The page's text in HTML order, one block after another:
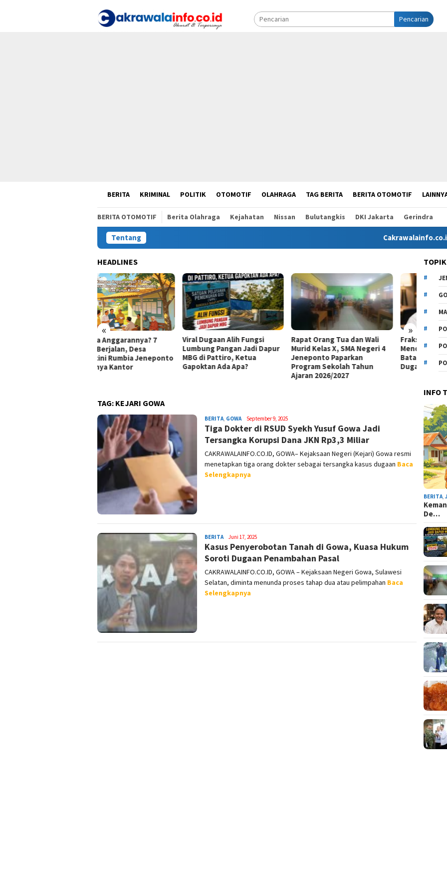
Pencarian
HOMEBERITA KRIMINAL POLITIK OTOMOTIF OLAHRAGA TAG BERITA BERITA OTOMOTIF
BERITA OTOMOTIF Berita Olahraga Kejahatan Nissan Bulutangkis DKI Jakarta Gerindra
Tentang Cakrawalainfo.co.id hadir
HEADLINES
« »
Viral Dugaan Alih Fungsi
Lumbung Pangan Jadi Dapur
MBG di Pattiro, Ketua
Gapoktan Ada Apa?
Rapat Orang Tua dan Wali
Murid Kelas X, SMA Negeri 4
Jeneponto Paparkan
Program Sekolah Tahun
Fraksi Revolusi Keadilan
Mendesak BGN Tutup SPPG
Batang untuk Investigasi
Dugaan MBG Berulat
TAG: KEJARI GOWA
BERITA, GOWASyamsuddin
Malik
September 9, 2025
Tiga Dokter di RSUD Syekh Yusuf Gowa Jadi
Tersangka Korupsi Dana JKN Rp3,3 Miliar
CAKRAWALAINFO.CO.ID, GOWA– Kejaksaan Negeri (Kejari) Gowa resmi
menetapkan tiga orang dokter sebagai tersangka kasus dugaan Baca
Selengkapnya
BERITASyamsuddin
Malik
Juni 17, 2025
Kasus Penyerobotan Tanah di Gowa, Kuasa Hukum
Soroti Dugaan Penambahan Pasal
CAKRAWALAINFO.CO.ID, GOWA – Kejaksaan Negeri Gowa, Sulawesi
Selatan, diminta menunda proses tahap dua atau pelimpahan Baca
Selengkapnya
INFO
BERITA ,
De…